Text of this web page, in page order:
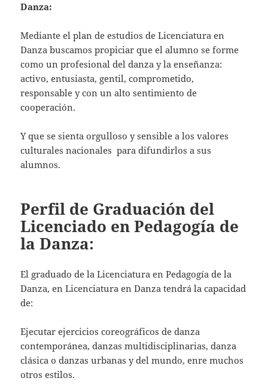
Danza:
Mediante el plan de estudios de Licenciatura en
Danza buscamos propiciar que el alumno se forme
como un profesional del danza y la enseñanza:
activo, entusiasta, gentil, comprometido,
responsable y con un alto sentimiento de
cooperación.
Y que se sienta orgulloso y sensible a los valores
culturales nacionales para difundirlos a sus
alumnos.
Perfil de Graduación del
Licenciado en Pedagogía de
la Danza:
El graduado de la Licenciatura en Pedagogía de la
Danza, en Licenciatura en Danza tendrá la capacidad
de:
Ejecutar ejercicios coreográficos de danza
contemporánea, danzas multidisciplinarias, danza
clásica o danzas urbanas y del mundo, enre muchos
otros estilos.